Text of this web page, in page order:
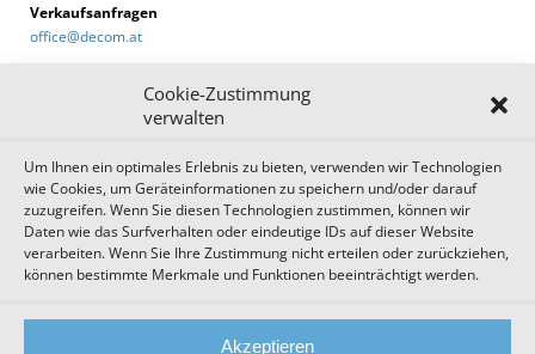
Cookie-Zustimmung
verwalten
Um Ihnen ein optimales Erlebnis zu bieten, verwenden wir Technologien
wie Cookies, um Geräteinformationen zu speichern und/oder darauf
zuzugreifen. Wenn Sie diesen Technologien zustimmen, können wir
Daten wie das Surfverhalten oder eindeutige IDs auf dieser Website
verarbeiten. Wenn Sie Ihre Zustimmung nicht erteilen oder zurückziehen,
können bestimmte Merkmale und Funktionen beeinträchtigt werden.
Akzeptieren
Verkaufsanfragen
office@decom.at
DECOM News
Zum Newsletter anmelden!